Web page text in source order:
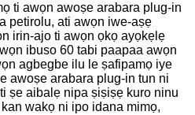
ti awọn awoṣe arabara plug-in
petirolu, ati awọn iwe-aṣẹ
irin-ajo ti awọn ọkọ ayọkẹlẹ
ibuso 60 tabi paapaa awọn
agbegbe ilu le ṣafipamọ iye
awoṣe arabara plug-in tun ni
ṣe aibalẹ nipa ṣiṣiṣẹ kuro ninu
wakọ ni ipo idana mimọ,